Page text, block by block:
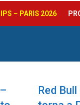
– PARIS 2026
Red